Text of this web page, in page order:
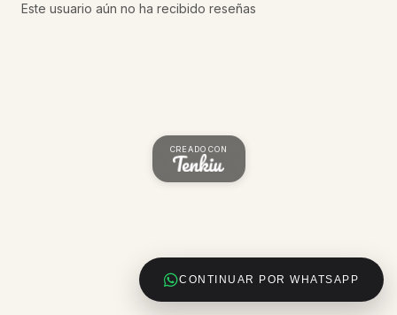
CONTINUAR POR WHATSAPP
Este usuario aún no ha recibido reseñas
CREADO CON